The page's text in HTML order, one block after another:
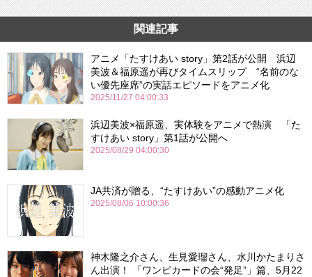
関連記事
アニメ「たすけあい story」第2話が公開 浜辺
美波＆福原遥が再びタイムスリップ “名前のな
い優先座席”の実話エピソードをアニメ化
2025/11/27 04:00:33
浜辺美波×福原遥、実体験をアニメで熱演 「た
すけあい story」第1話が公開へ
2025/08/29 04:00:30
JA共済が贈る、“たすけあい”の感動アニメ化
2025/08/06 10:00:36
神木隆之介さん、生見愛瑠さん、水川かたまりさ
ん出演！ 「ワンピカードの会“発足”」篇、5月22